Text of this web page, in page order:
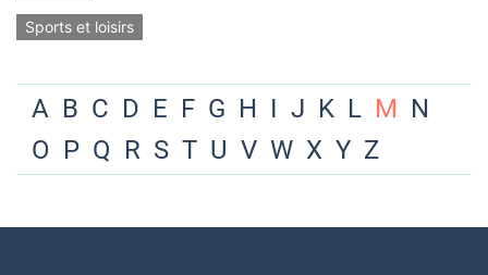
Sports et loisirs
A B C D E F G H I J K L M N
O P Q R S T U V W X Y Z